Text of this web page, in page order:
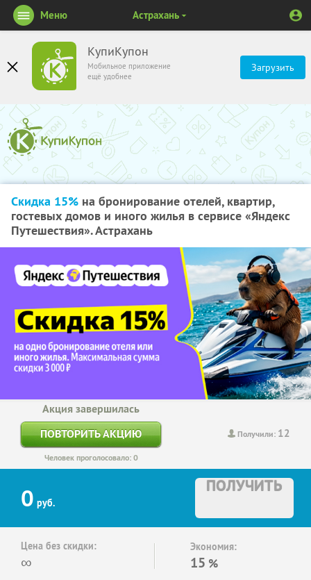
КупиКупон
Мобильное приложение
ещё удобнее
Загрузить
Меню Астрахань
Скидка 15% на бронирование отелей, квартир,
гостевых домов и иного жилья в сервисе «Яндекс
Путешествия». Астрахань
Получили: 12
Акция завершилась
ПОВТОРИТЬ АКЦИЮ
Человек проголосовало: 0
0 руб.
ПОЛУЧИТЬ
Цена без скидки:
∞
Экономия:
15 %